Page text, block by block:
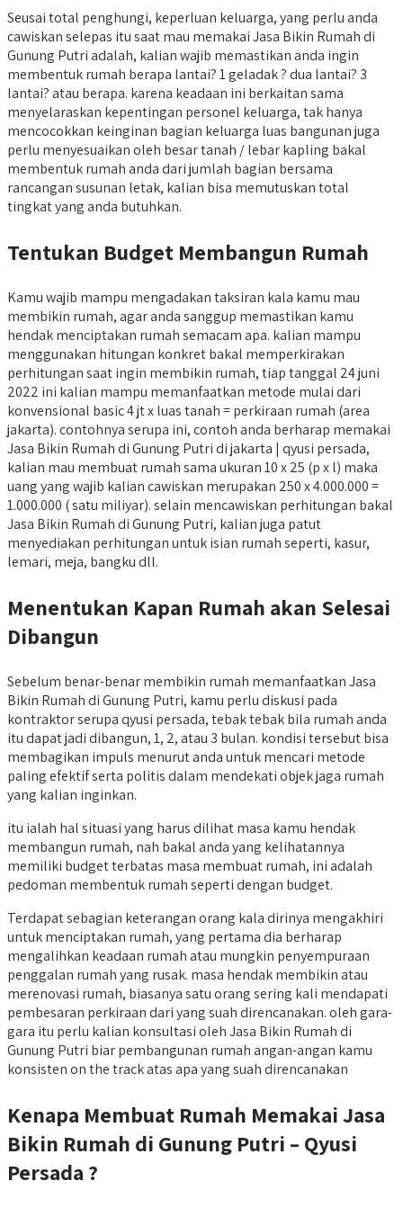
Seusai total penghungi, keperluan keluarga, yang perlu anda
cawiskan selepas itu saat mau memakai Jasa Bikin Rumah di
Gunung Putri adalah, kalian wajib memastikan anda ingin
membentuk rumah berapa lantai? 1 geladak ? dua lantai? 3
lantai? atau berapa. karena keadaan ini berkaitan sama
menyelaraskan kepentingan personel keluarga, tak hanya
mencocokkan keinginan bagian keluarga luas bangunan juga
perlu menyesuaikan oleh besar tanah / lebar kapling bakal
membentuk rumah anda dari jumlah bagian bersama
rancangan susunan letak, kalian bisa memutuskan total
tingkat yang anda butuhkan.
Tentukan Budget Membangun Rumah
Kamu wajib mampu mengadakan taksiran kala kamu mau
membikin rumah, agar anda sanggup memastikan kamu
hendak menciptakan rumah semacam apa. kalian mampu
menggunakan hitungan konkret bakal memperkirakan
perhitungan saat ingin membikin rumah, tiap tanggal 24 juni
2022 ini kalian mampu memanfaatkan metode mulai dari
konvensional basic 4 jt x luas tanah = perkiraan rumah (area
jakarta). contohnya serupa ini, contoh anda berharap memakai
Jasa Bikin Rumah di Gunung Putri di jakarta | qyusi persada,
kalian mau membuat rumah sama ukuran 10 x 25 (p x l) maka
uang yang wajib kalian cawiskan merupakan 250 x 4.000.000 =
1.000.000 ( satu miliyar). selain mencawiskan perhitungan bakal
Jasa Bikin Rumah di Gunung Putri, kalian juga patut
menyediakan perhitungan untuk isian rumah seperti, kasur,
lemari, meja, bangku dll.
Menentukan Kapan Rumah akan Selesai
Dibangun
Sebelum benar-benar membikin rumah memanfaatkan Jasa
Bikin Rumah di Gunung Putri, kamu perlu diskusi pada
kontraktor serupa qyusi persada, tebak tebak bila rumah anda
itu dapat jadi dibangun, 1, 2, atau 3 bulan. kondisi tersebut bisa
membagikan impuls menurut anda untuk mencari metode
paling efektif serta politis dalam mendekati objek jaga rumah
yang kalian inginkan.
itu ialah hal situasi yang harus dilihat masa kamu hendak
membangun rumah, nah bakal anda yang kelihatannya
memiliki budget terbatas masa membuat rumah, ini adalah
pedoman membentuk rumah seperti dengan budget.
Terdapat sebagian keterangan orang kala dirinya mengakhiri
untuk menciptakan rumah, yang pertama dia berharap
mengalihkan keadaan rumah atau mungkin penyempuraan
penggalan rumah yang rusak. masa hendak membikin atau
merenovasi rumah, biasanya satu orang sering kali mendapati
pembesaran perkiraan dari yang suah direncanakan. oleh gara-
gara itu perlu kalian konsultasi oleh Jasa Bikin Rumah di
Gunung Putri biar pembangunan rumah angan-angan kamu
konsisten on the track atas apa yang suah direncanakan
Kenapa Membuat Rumah Memakai Jasa
Bikin Rumah di Gunung Putri – Qyusi
Persada ?